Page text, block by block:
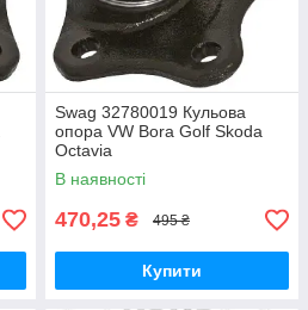
Swag 32780019 Кульова
опора VW Bora Golf Skoda
Octavia
В наявності
470,25 ₴ 495 ₴
Купити